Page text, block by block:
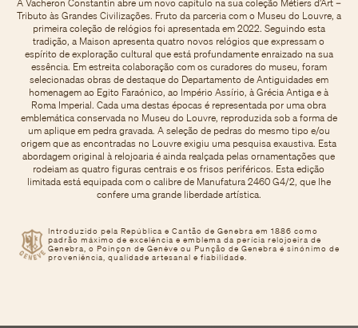
Introduzido pela República e Cantão de Genebra em 1886 como
padrão máximo de excelência e emblema da perícia relojoeira de
Genebra, o Poinçon de Genève ou Punção de Genebra é sinónimo de
proveniência, qualidade artesanal e fiabilidade.
A Vacheron Constantin abre um novo capítulo na sua coleção Métiers d’Art –
Tributo às Grandes Civilizações. Fruto da parceria com o Museu do Louvre, a
primeira coleção de relógios foi apresentada em 2022. Seguindo esta
tradição, a Maison apresenta quatro novos relógios que expressam o
espírito de exploração cultural que está profundamente enraizado na sua
essência. Em estreita colaboração com os curadores do museu, foram
selecionadas obras de destaque do Departamento de Antiguidades em
homenagem ao Egito Faraónico, ao Império Assírio, à Grécia Antiga e à
Roma Imperial. Cada uma destas épocas é representada por uma obra
emblemática conservada no Museu do Louvre, reproduzida sob a forma de
um aplique em pedra gravada. A seleção de pedras do mesmo tipo e/ou
origem que as encontradas no Louvre exigiu uma pesquisa exaustiva. Esta
abordagem original à relojoaria é ainda realçada pelas ornamentações que
rodeiam as quatro figuras centrais e os frisos periféricos. Esta edição
limitada está equipada com o calibre de Manufatura 2460 G4/2, que lhe
confere uma grande liberdade artística.